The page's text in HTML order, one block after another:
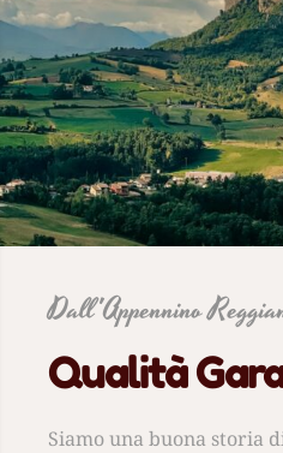
Dall'Appennino
Qualità
Siamo una buona storia